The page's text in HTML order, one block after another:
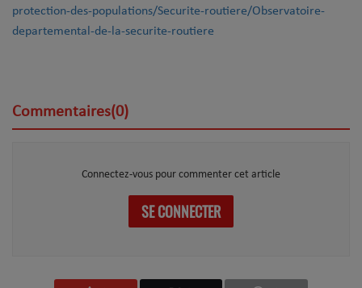
protection-des-populations/Securite-routiere/Observatoire-
departemental-de-la-securite-routiere
Commentaires(0)
Connectez-vous pour commenter cet article
SE CONNECTER